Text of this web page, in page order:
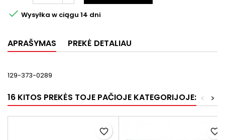
 Wysyłka w ciągu 14 dni
APRAŠYMAS PREKĖ DETALIAU
129-373-0289
16 KITOS PREKĖS TOJE PAČIOJE KATEGORIJOJE: >
<
favorite_border favorite_border